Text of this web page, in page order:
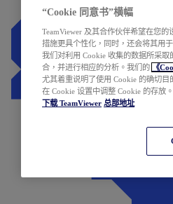
“Cookie 同意书”横幅
TeamViewer 及其合作伙伴希望在您
措施更具个性化，同时，还会将其用
我们对利用 Cookie 收集的数据所采
合，并进行相应的分析。我们的
《
尤其着重说明了使用 Cookie 的确切
在 Cookie 设置中调整 Cookie 的存放。
下载 TeamViewer 总部地址